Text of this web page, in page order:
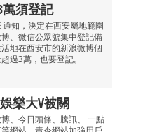
須登記
知，決定在西安屬地範圍
、微信公眾號集中登記備
地在西安市的新浪微博個
過3萬，也要登記。
樂大V被關
、今日頭條、騰訊、 一點